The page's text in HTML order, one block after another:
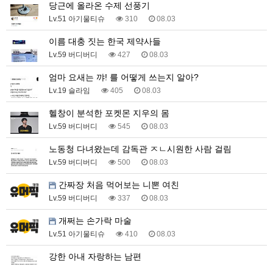
당근에 올라온 수제 선풍기
Lv.51 아기물티슈 310 08.03
이름 대충 짓는 한국 제약사들
Lv.59 버디버디 427 08.03
엄마 요새는 꺄! 를 어떻게 쓰는지 알아?
Lv.19 슬라임 405 08.03
헬창이 분석한 포켓몬 지우의 몸
Lv.59 버디버디 545 08.03
노동청 다녀왔는데 감독관 ㅈㄴ시원한 사람 걸림
Lv.59 버디버디 500 08.03
간짜장 처음 먹어보는 니뽄 여친
Lv.59 버디버디 337 08.03
개쩌는 손가락 마술
Lv.51 아기물티슈 410 08.03
강한 아내 자랑하는 남편